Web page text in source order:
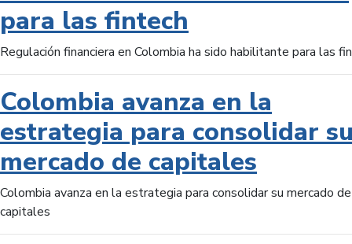
para las fintech
Regulación financiera en Colombia ha sido habilitante para las
Colombia avanza en la
estrategia para consolidar
mercado de capitales
Colombia avanza en la estrategia para consolidar su mercado de
capitales